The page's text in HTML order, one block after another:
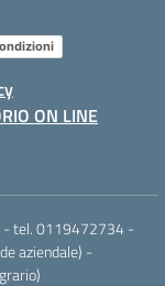
ON LINE
- tel. 0119472734 -
aziendale) -